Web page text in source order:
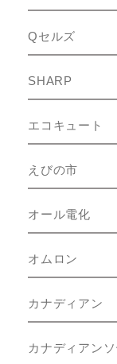
Qセルズ
SHARP
エコキュート
えびの市
オール電化
オムロン
カナディアン
カナディアン